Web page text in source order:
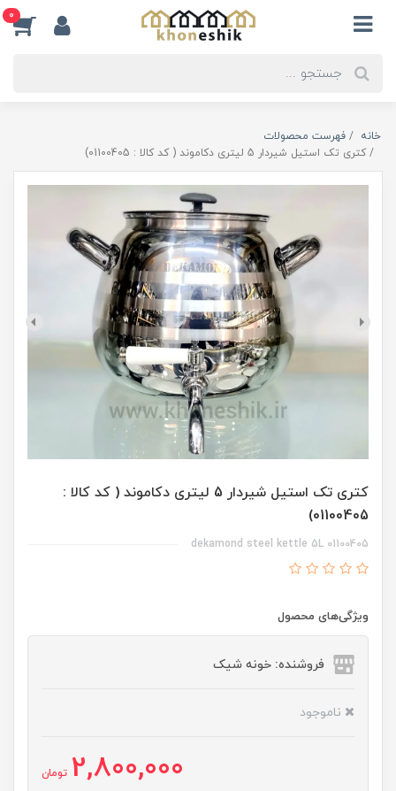
0
خانه
فهرست محصولات
کتری تک استیل شیردار 5 لیتری دکاموند ( کد کالا : 01100405)
کتری تک استیل شیردار 5 لیتری دکاموند ( کد کالا :
01100405)
dekamond steel kettle 5L 01100405
ویژگی‌های محصول
فروشنده: خونه شیک
ناموجود
2,800,000 تومان